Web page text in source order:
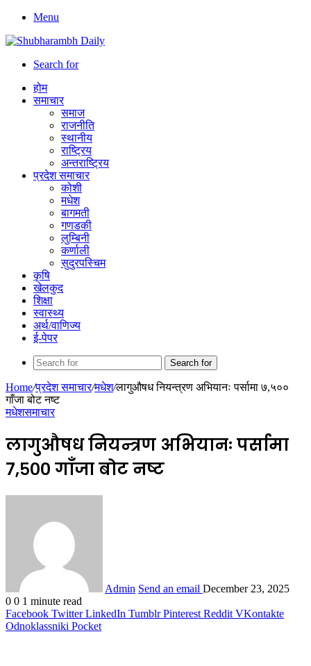
Menu
Search for
होम
समाचार
समाज
राजनीति
स्थानीय
राष्ट्रिय
अन्तराष्ट्रिय
प्रदेश समाचार
कोशी
मधेश
बागमती
गणडकी
लुम्बिनी
कर्णाली
सुदुरपस्चिम
कृषि
खेलकुद
शिक्षा
स्वास्थ्य
अर्थ/वाणिज्य
ई-पेपर
Search for
Home/प्रदेश समाचार/मधेश/लागुऔषध नियन्त्रण अभियानः पर्सामा ७,५००
गाँजा बोट नष्ट
मधेशसमाचार
लागुऔषध नियन्त्रण अभियानः पर्सामा
७,५०० गाँजा बोट नष्ट
Admin Send an email December 23, 2025
0 0 1 minute read
Facebook Twitter LinkedIn Tumblr Pinterest Reddit VKontakte
Odnoklassniki Pocket